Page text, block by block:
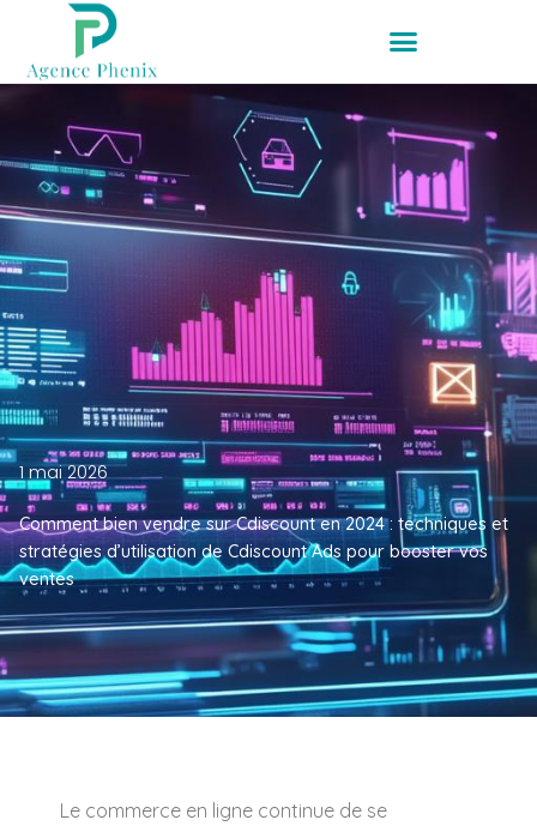
1 mai 2026
Comment bien vendre sur Cdiscount en 2024 : techniques et
stratégies d’utilisation de Cdiscount Ads pour booster vos
ventes
Le commerce en ligne continue de se